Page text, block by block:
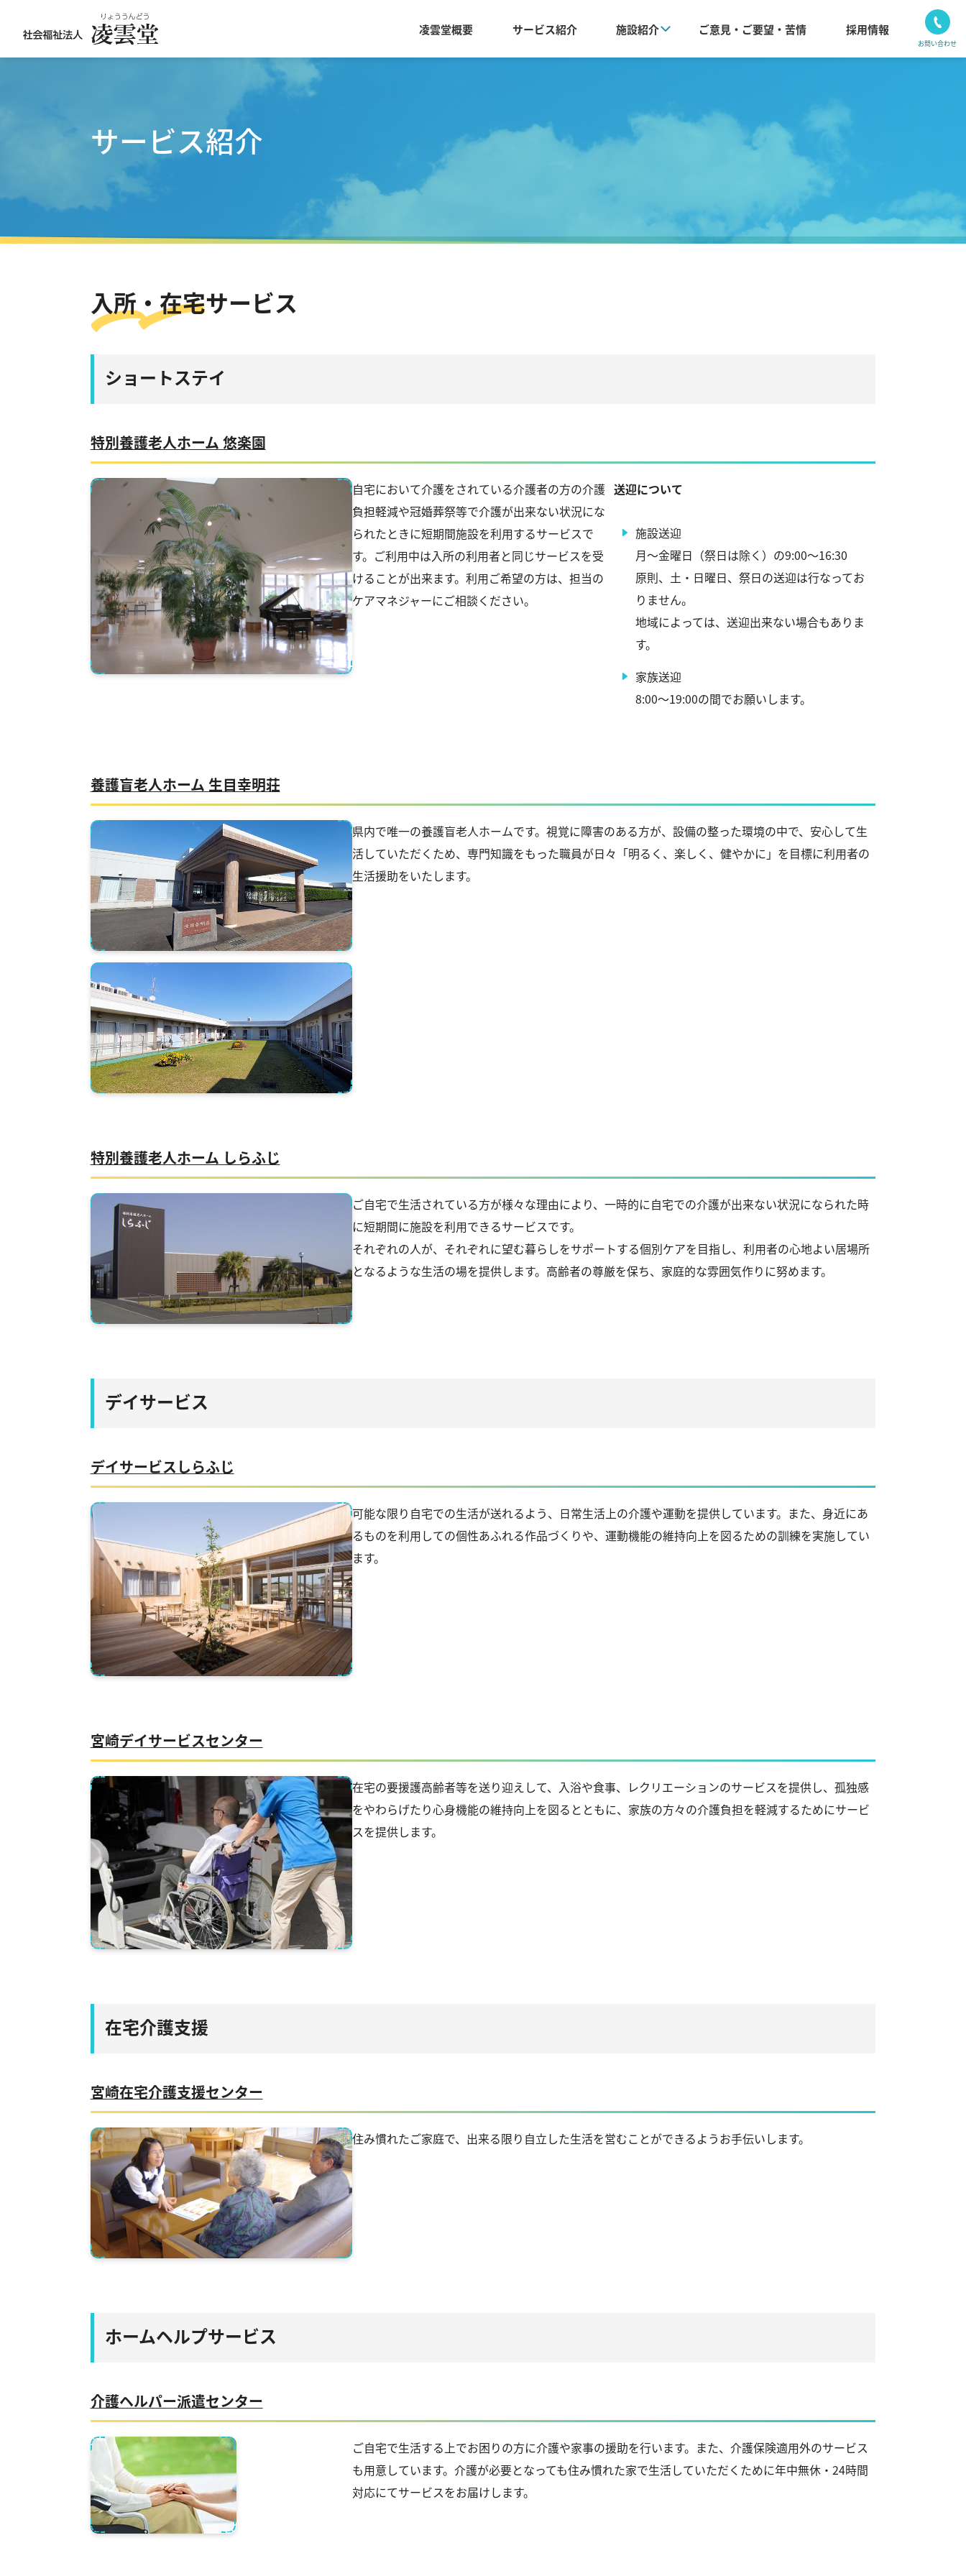
凌雲堂概要 サービス紹介 施設紹介 ご意⾒・ご要望・苦情 採用情報
お問い合わせ
サービス紹介
入所・在宅サービス
ショートステイ
特別養護老人ホーム 悠楽園
自宅において介護をされている介護者の方の介護
負担軽減や冠婚葬祭等で介護が出来ない状況にな
られたときに短期間施設を利用するサービスで
す。ご利用中は入所の利用者と同じサービスを受
けることが出来ます。利用ご希望の方は、担当の
ケアマネジャーにご相談ください。
送迎について
施設送迎
月～金曜日（祭日は除く）の9:00～16:30
原則、土・日曜日、祭日の送迎は行なってお
りません。
地域によっては、送迎出来ない場合もありま
す。
家族送迎
8:00～19:00の間でお願いします。
養護盲老人ホーム 生目幸明荘
県内で唯一の養護盲老人ホームです。視覚に障害のある方が、設備の整った環境の中で、安心して生
活していただくため、専門知識をもった職員が日々「明るく、楽しく、健やかに」を目標に利用者の
生活援助をいたします。
特別養護老人ホーム しらふじ
ご自宅で生活されている方が様々な理由により、一時的に自宅での介護が出来ない状況になられた時
に短期間に施設を利用できるサービスです。
それぞれの人が、それぞれに望む暮らしをサポートする個別ケアを目指し、利用者の心地よい居場所
となるような生活の場を提供します。高齢者の尊厳を保ち、家庭的な雰囲気作りに努めます。
デイサービス
デイサービスしらふじ
可能な限り自宅での生活が送れるよう、日常生活上の介護や運動を提供しています。また、身近にあ
るものを利用しての個性あふれる作品づくりや、運動機能の維持向上を図るための訓練を実施してい
ます。
宮崎デイサービスセンター
在宅の要援護高齢者等を送り迎えして、入浴や食事、レクリエーションのサービスを提供し、孤独感
をやわらげたり心身機能の維持向上を図るとともに、家族の方々の介護負担を軽減するためにサービ
スを提供します。
在宅介護支援
宮崎在宅介護支援センター
住み慣れたご家庭で、出来る限り自立した生活を営むことができるようお手伝いします。
ホームヘルプサービス
介護ヘルパー派遣センター
ご自宅で生活する上でお困りの方に介護や家事の援助を行います。また、介護保険適用外のサービス
も用意しています。介護が必要となっても住み慣れた家で生活していただくために年中無休・24時間
対応にてサービスをお届けします。